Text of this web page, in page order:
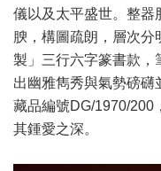
儀以及太平盛世。整器
腴，構圖疏朗，層次分
製」三行六字篆書款，
出幽雅雋秀與氣勢磅礴
藏品編號DG/1970/200
其鍾愛之深。